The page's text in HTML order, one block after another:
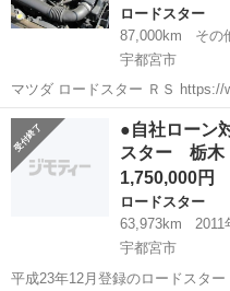
ロードスター
87,000km
その
宇都宮市
マツダ ロードスター ＲＳ https://
carno=018569 ■■保証人不要の新システム 格安長期レンタカー■■ ミ
ツクニの新システムレンタカー
栃木 宇都宮市 ロードス
●自社ローン
スター 栃木
1,750,000円
ロードスター
63,973km
2011
宇都宮市
平成23年12月登録のロードスター 栃木 〇自社ローン対応